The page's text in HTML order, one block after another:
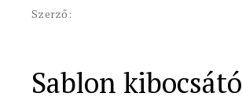
Szerző:
Sablon kibocsátó